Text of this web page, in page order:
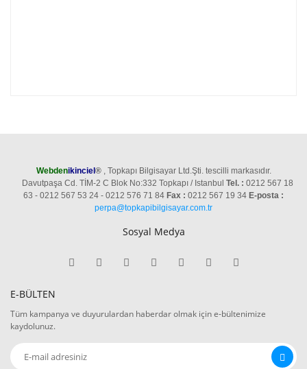
Webdenikinciel ®, Topkapı Bilgisayar Ltd.Şti. tescilli markasıdır.
Davutpaşa Cd. TİM-2 C Blok No:332 Topkapı / Istanbul Tel. : 0212 567 18
63 - 0212 567 53 24 - 0212 576 71 84 Fax : 0212 567 19 34 E-posta :
perpa@topkapibilgisayar.com.tr
Sosyal Medya
E-BÜLTEN
Tüm kampanya ve duyurulardan haberdar olmak için e-bültenimize
kaydolunuz.